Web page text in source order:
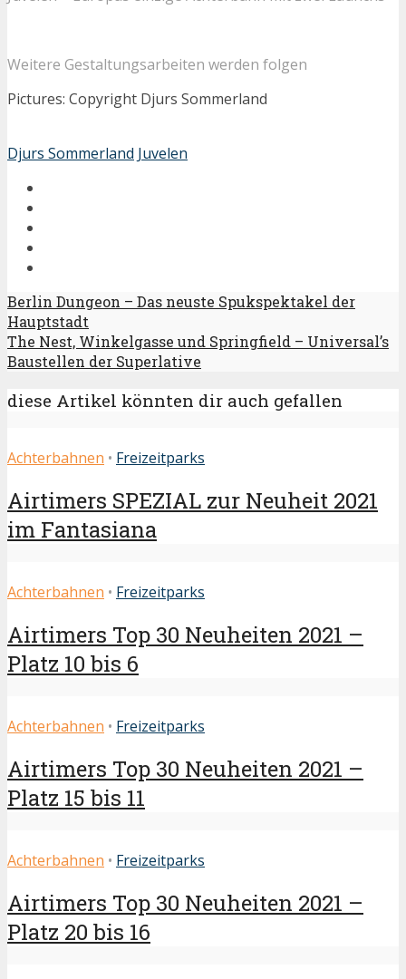
Weitere Gestaltungsarbeiten werden folgen
Pictures: Copyright Djurs Sommerland
Djurs Sommerland Juvelen
Berlin Dungeon – Das neuste Spukspektakel der
Hauptstadt
The Nest, Winkelgasse und Springfield – Universal’s
Baustellen der Superlative
diese Artikel könnten dir auch gefallen
Achterbahnen • Freizeitparks
Airtimers SPEZIAL zur Neuheit 2021
im Fantasiana
Achterbahnen • Freizeitparks
Airtimers Top 30 Neuheiten 2021 –
Platz 10 bis 6
Achterbahnen • Freizeitparks
Airtimers Top 30 Neuheiten 2021 –
Platz 15 bis 11
Achterbahnen • Freizeitparks
Airtimers Top 30 Neuheiten 2021 –
Platz 20 bis 16